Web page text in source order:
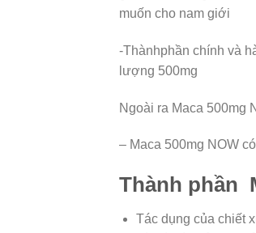
muốn cho nam giới
-Thànhphần chính và
lượng 500mg
Ngoài ra Maca 500mg
– Maca 500mg NOW
Thành phần
Tác dụng của chiết